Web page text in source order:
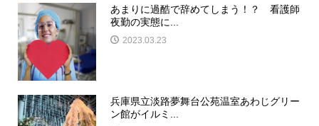
あまりに過酷で辞めてしまう！？ 看護師
夜勤の実態に...
2023.03.23
兵庫県立淡路夢舞台公苑温室あわじグリー
ン館がイルミ...